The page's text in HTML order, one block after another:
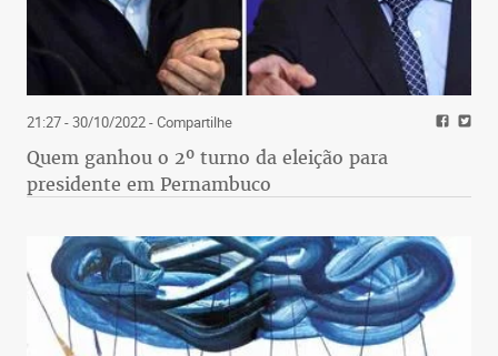
21:27 - 30/10/2022- Compartilhe
Quem ganhou o 2º turno da eleição para
presidente em Pernambuco